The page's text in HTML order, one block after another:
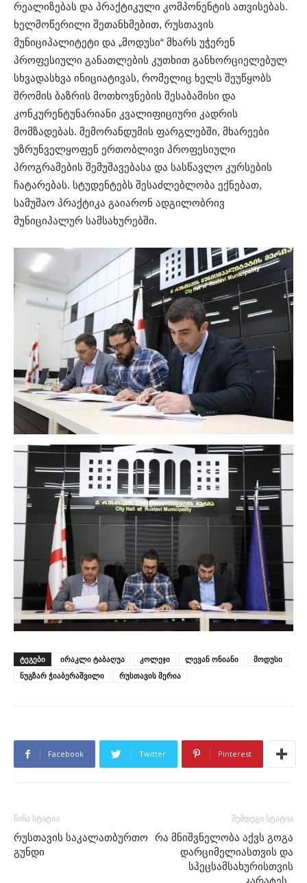
რეალიზებას და პრაქტიკული კომპონენტის ათვისებას.
ხელმოწერილი შეთანხმებით, რუსთავის
მუნიციპალიტეტი და „მოდუსი“ მხარს უჭერენ
პროფესიული განათლების კუთხით განხორციელებულ
სხვადასხვა ინიციატივას, რომელიც ხელს შეუწყობს
შრომის ბაზრის მოთხოვნების შესაბამისი და
კონკურენტუნარიანი კვალიფიციური კადრის
მომზადებას. მემორანდუმის ფარგლებში, მხარეები
უზრუნველყოფენ ერთობლივი პროფესიული
პროგრამების შემუშავებასა და სასწავლო კურსების
ჩატარებას. სტუდენტებს შესაძლებლობა ექნებათ,
სამუშაო პრაქტიკა გაიარონ ადგილობრივ
მუნიციპალურ სამსახურებში.
ᲢᲔᲒᲔᲑᲘ ირაკლი ტაბაღუა კოლეჯი ლევან ონიანი
მოდუსი
ნუგზარ ჭიაბერაშვილი
რუსთავის მერია
Facebook Twitter Pinterest
წინა სტატია
რუსთავის საკალათბურთო
გუნდი
შემდეგი სტატია
რა მნიშვნელობა აქვს გოგა
დარციმელიასთვის და
სპეცსამსახურისთვის